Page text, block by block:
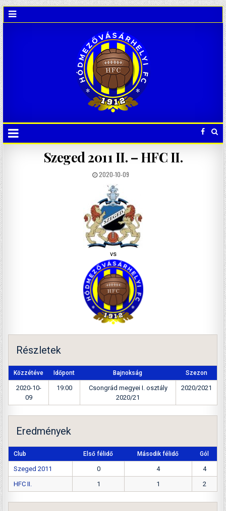
Szeged 2011 II. – HFC II.
2020-10-09
vs
Részletek
Közzétéve Időpont Bajnokság Szezon
2020-10-
09
19:00
Csongrád megyei I. osztály
2020/21
2020/2021
Eredmények
Club Első félidő Második félidő Gól
Szeged 2011 0 4
4
HFC II.
1 1 2